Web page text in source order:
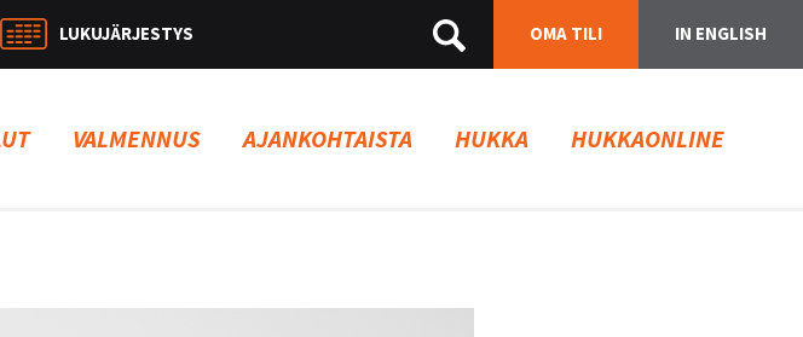
LUKUJÄRJESTYS OMA TILI IN ENGLISH
VALMENNUS AJANKOHTAISTA HUKKA HUKKAONLINE